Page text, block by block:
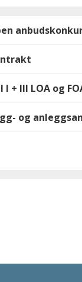
I + III LOA og
og